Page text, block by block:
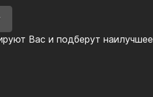
Вас и подберут наилучшее